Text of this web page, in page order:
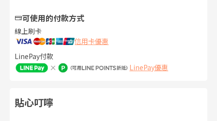
可使用的付款方式
線上刷卡
信用卡優惠
LinePay付款
LinePay優惠
貼心叮嚀